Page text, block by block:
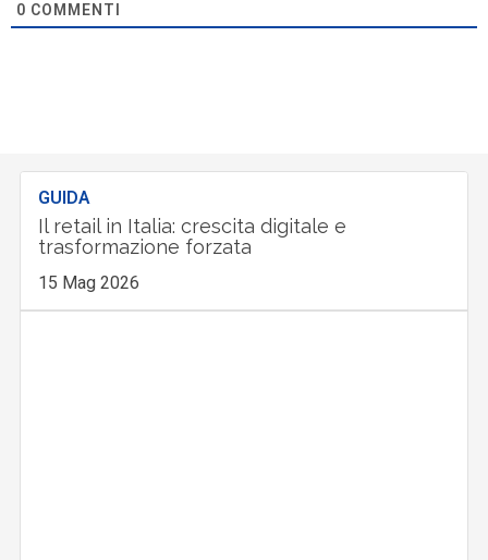
0 COMMENTI
GUIDA
Il retail in Italia: crescita digitale e
trasformazione forzata
15 Mag 2026